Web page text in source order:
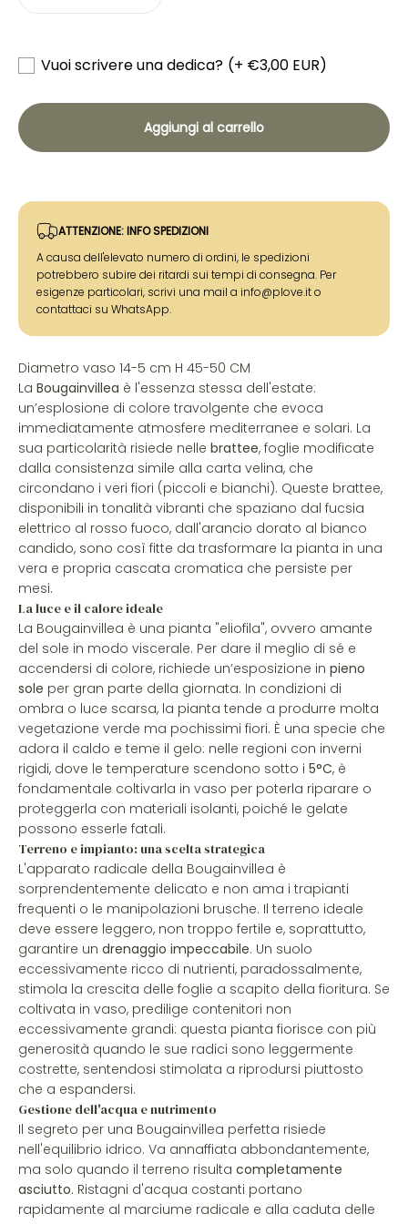
Vuoi scrivere una dedica? (+ €3,00 EUR)
Aggiungi al carrello
ATTENZIONE: INFO SPEDIZIONI
A causa dell'elevato numero di ordini, le spedizioni
potrebbero subire dei ritardi sui tempi di consegna. Per
esigenze particolari, scrivi una mail a info@plove.it o
contattaci su WhatsApp.
Diametro vaso 14-5 cm H 45-50 CM
La Bougainvillea è l'essenza stessa dell'estate:
un’esplosione di colore travolgente che evoca
immediatamente atmosfere mediterranee e solari. La
sua particolarità risiede nelle brattee, foglie modificate
dalla consistenza simile alla carta velina, che
circondano i veri fiori (piccoli e bianchi). Queste brattee,
disponibili in tonalità vibranti che spaziano dal fucsia
elettrico al rosso fuoco, dall'arancio dorato al bianco
candido, sono così fitte da trasformare la pianta in una
vera e propria cascata cromatica che persiste per
mesi.
La luce e il calore ideale
La Bougainvillea è una pianta "eliofila", ovvero amante
del sole in modo viscerale. Per dare il meglio di sé e
accendersi di colore, richiede un’esposizione in pieno
sole per gran parte della giornata. In condizioni di
ombra o luce scarsa, la pianta tende a produrre molta
vegetazione verde ma pochissimi fiori. È una specie che
adora il caldo e teme il gelo: nelle regioni con inverni
rigidi, dove le temperature scendono sotto i 5°C, è
fondamentale coltivarla in vaso per poterla riparare o
proteggerla con materiali isolanti, poiché le gelate
possono esserle fatali.
Terreno e impianto: una scelta strategica
L'apparato radicale della Bougainvillea è
sorprendentemente delicato e non ama i trapianti
frequenti o le manipolazioni brusche. Il terreno ideale
deve essere leggero, non troppo fertile e, soprattutto,
garantire un drenaggio impeccabile. Un suolo
eccessivamente ricco di nutrienti, paradossalmente,
stimola la crescita delle foglie a scapito della fioritura. Se
coltivata in vaso, predilige contenitori non
eccessivamente grandi: questa pianta fiorisce con più
generosità quando le sue radici sono leggermente
costrette, sentendosi stimolata a riprodursi piuttosto
che a espandersi.
Gestione dell'acqua e nutrimento
Il segreto per una Bougainvillea perfetta risiede
nell'equilibrio idrico. Va annaffiata abbondantemente,
ma solo quando il terreno risulta completamente
asciutto. Ristagni d'acqua costanti portano
rapidamente al marciume radicale e alla caduta delle